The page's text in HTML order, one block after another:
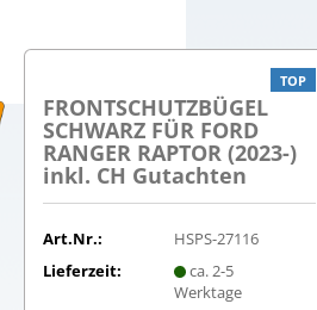
TOP
FRONTSCHUTZBÜGEL
SCHWARZ FÜR FORD
RANGER RAPTOR (2023-)
inkl. CH Gutachten
Art.Nr.:
HSPS-27116
Lieferzeit:
ca. 2-5
Werktage